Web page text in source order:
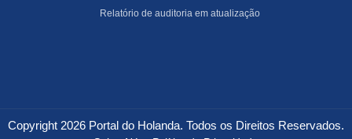
Relatório de auditoria em atualização
Copyright 2026 Portal do Holanda. Todos os Direitos Reservados.